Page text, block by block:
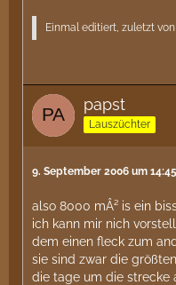
Einmal editiert, zuletzt von
papst
Lauszüchter
9. September 2006 um 14:45
also 8000 mÂ² is ein
ich kann mir nich
dem einen fleck zum
sie sind zwar die
die tage um die strecke